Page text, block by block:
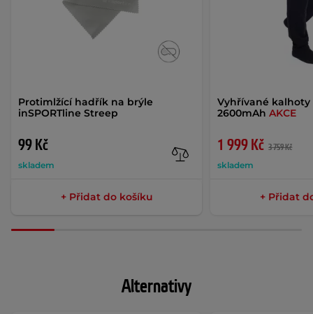
Protimlžící hadřík na brýle
inSPORTline Streep
99 Kč
skladem
+ Přidat do košíku
Vyhřívané kalhoty
2600mAhAKCE
1 999 Kč 3 759 Kč
skladem
+ Přidat
Alternativy